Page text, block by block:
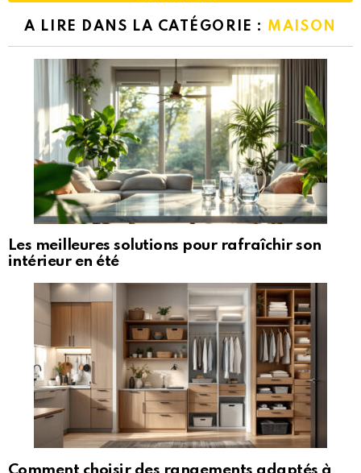
A LIRE DANS LA CATÉGORIE : MAISON
Les meilleures solutions pour rafraîchir son
intérieur en été